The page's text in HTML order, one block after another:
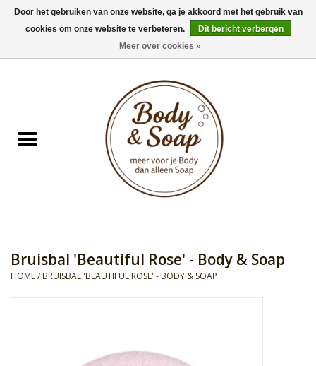
0 Artikelen - €0,00
Doucheproducten
Kids Collection
Bruisbal 'Beautiful Rose' - Body & Soap
HOME/ BRUISBAL 'BEAUTIFUL ROSE' - BODY & SOAP
Door het gebruiken van onze website, ga je akkoord met het gebruik van
cookies om onze website te verbeteren.
Dit bericht verbergen
Meer over cookies »